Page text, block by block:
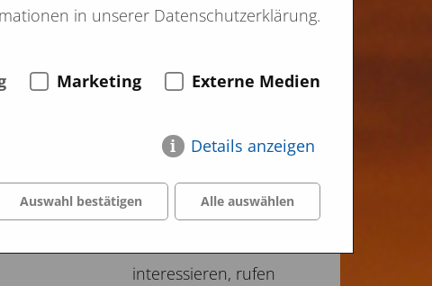
kaufen
Wenn Sie sich für
den Kauf eines
interessieren, rufen
in unserer Datenschutzerklärung.
Marketing Externe Medien
Details anzeigen
Auswahl bestätigen Alle auswählen